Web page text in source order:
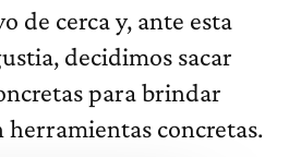
de cerca y, ante esta
decidimos sacar
para brindar
concretas.